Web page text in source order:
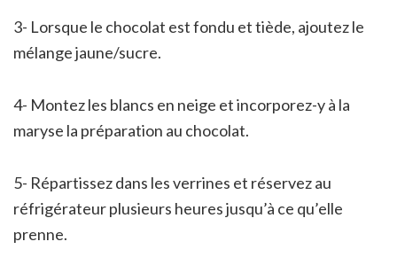
3- Lorsque le chocolat est fondu et tiède, ajoutez le
mélange jaune/sucre.
4- Montez les blancs en neige et incorporez-y à la
maryse la préparation au chocolat.
5- Répartissez dans les verrines et réservez au
réfrigérateur plusieurs heures jusqu’à ce qu’elle
prenne.